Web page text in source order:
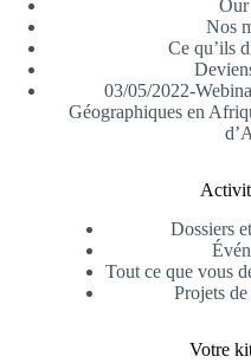
Our
Nos
Ce qu’ils
03/05/2022-
Géographiques en
Dossiers
Tout ce que vous
Projets
Votre